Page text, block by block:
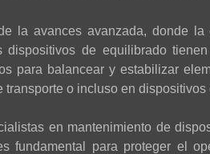
la avances avanzada, donde
dispositivos de equilibrado
para balancear y estabilizar
transporte o incluso en dispositivos
en mantenimiento de
fundamental para proteger el